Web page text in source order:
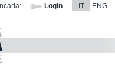
IT ENG
Login